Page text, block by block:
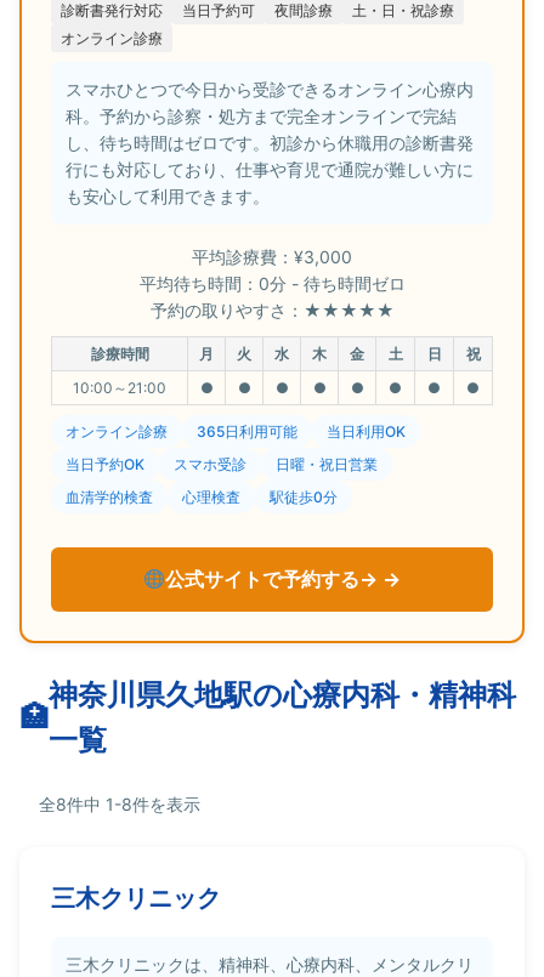
診断書発行対応 当日予約可 夜間診療
土・日・祝診療
オンライン診療
スマホひとつで今日から受診できるオンライン心療内
科。予約から診察・処方まで完全オンラインで完結
し、待ち時間はゼロです。初診から休職用の診断書発
行にも対応しており、仕事や育児で通院が難しい方に
も安心して利用できます。
平均診療費：¥3,000
平均待ち時間：0分 - 待ち時間ゼロ
予約の取りやすさ：★★★★★
診療時間 月 火 水 木 金 土 日
祝
10:00～21:00
● ● ● ● ● ● ● ●
オンライン診療 365日利用可能
当日利用OK
当日予約OK
スマホ受診
日曜・祝日営業
血清学的検査
心理検査 駅徒歩0分
公式サイトで予約する→
神奈川県久地駅の心療内科・精神科
一覧
全8件中 1-8件を表示
三木クリニック
三木クリニックは、精神科、心療内科、メンタルクリ